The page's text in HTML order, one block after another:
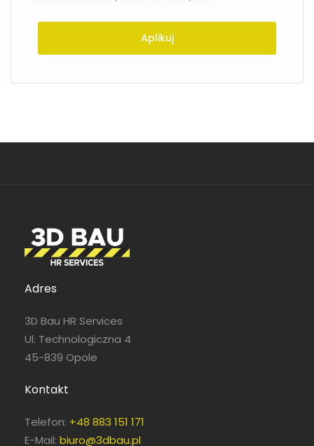
Aplikuj
Adres
3D Bau HR Services
Ul. Technologiczna 4
45-839 Opole
Kontakt
Telefon: +48 883 151 171
E-Mail: biuro@3dbau.pl